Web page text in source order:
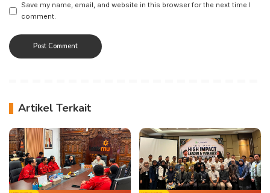
Save my name, email, and website in this browser for the next time I
comment.
Artikel Terkait